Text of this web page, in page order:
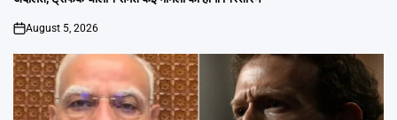
on
August 5, 2026